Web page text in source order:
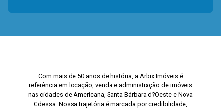
Com mais de 50 anos de história, a Arbix Imóveis é
referência em locação, venda e administração de imóveis
nas cidades de Americana, Santa Bárbara d?Oeste e Nova
Odessa. Nossa trajetória é marcada por credibilidade,